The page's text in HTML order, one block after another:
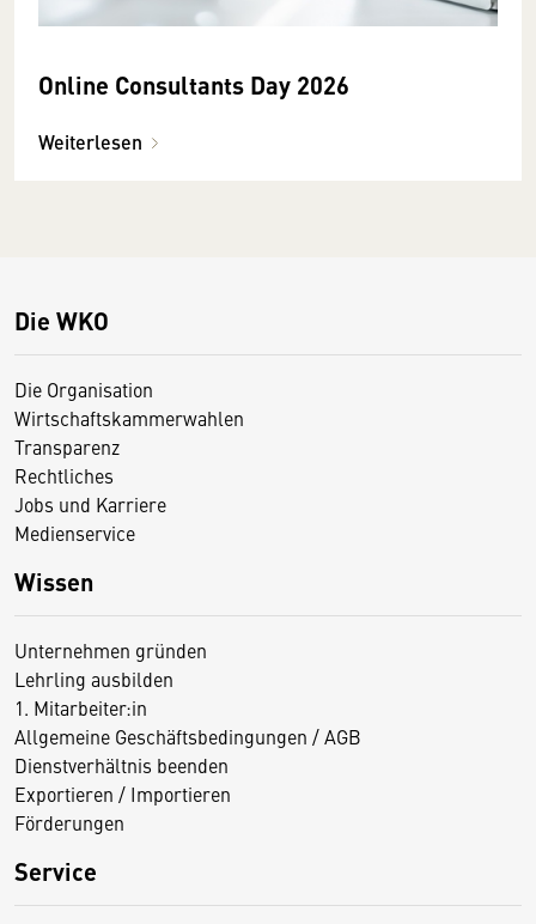
Online Consultants Day 2026
Weiterlesen
Die WKO
Die Organisation
Wirtschaftskammerwahlen
Transparenz
Rechtliches
Jobs und Karriere
Medienservice
Wissen
Unternehmen gründen
Lehrling ausbilden
1. Mitarbeiter:in
Allgemeine Geschäftsbedingungen / AGB
Dienstverhältnis beenden
Exportieren / Importieren
Förderungen
Service